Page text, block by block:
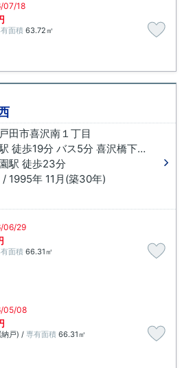
07/18
面積 63.72㎡
田市喜沢南１丁目
西川口駅 徒歩19分 バス5分 喜沢橋下車 徒歩1分
駅 徒歩23分
/ 1995年 11月(築30年)
06/29
面積 66.31㎡
05/08
納戸) / 専有面積 66.31㎡